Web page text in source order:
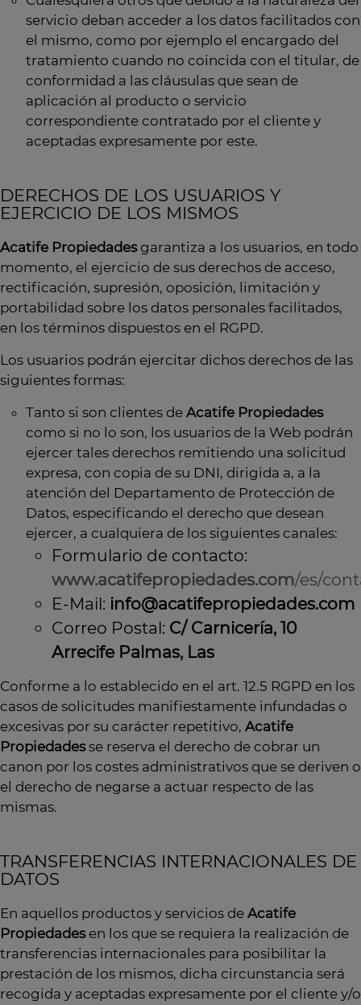
servicio deban acceder a los datos facilitados con
el mismo, como por ejemplo el encargado del
tratamiento cuando no coincida con el titular, de
conformidad a las cláusulas que sean de
aplicación al producto o servicio
correspondiente contratado por el cliente y
aceptadas expresamente por este.
DERECHOS DE LOS USUARIOS Y
EJERCICIO DE LOS MISMOS
Acatife Propiedadesgarantiza a los usuarios, en todo
momento, el ejercicio de sus derechos de acceso,
rectificación, supresión, oposición, limitación y
portabilidad sobre los datos personales facilitados,
en los términos dispuestos en el RGPD.
Los usuarios podrán ejercitar dichos derechos de las
siguientes formas:
Tanto si son clientes de Acatife Propiedades
como si no lo son, los usuarios de la Web podrán
ejercer tales derechos remitiendo una solicitud
expresa, con copia de su DNI, dirigida a, a la
atención del Departamento de Protección de
Datos, especificando el derecho que desean
ejercer, a cualquiera de los siguientes canales:
Formulario de contacto:
www.acatifepropiedades.com/es/
E-Mail: info@acatifepropiedades.com
Correo Postal: C/ Carnicería, 10
Arrecife Palmas, Las
Conforme a lo establecido en el art. 12.5 RGPD en los
casos de solicitudes manifiestamente infundadas o
excesivas por su carácter repetitivo, Acatife
Propiedadesse reserva el derecho de cobrar un
canon por los costes administrativos que se deriven o
el derecho de negarse a actuar respecto de las
mismas.
TRANSFERENCIAS INTERNACIONALES DE
DATOS
En aquellos productos y servicios de Acatife
Propiedadesen los que se requiera la realización de
transferencias internacionales para posibilitar la
prestación de los mismos, dicha circunstancia será
recogida y aceptadas expresamente por el cliente y/o